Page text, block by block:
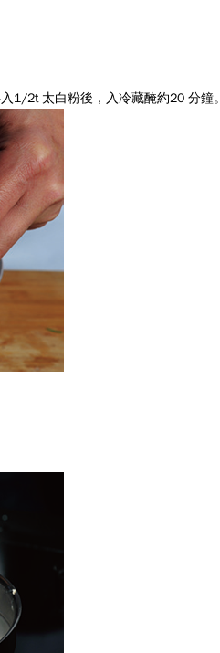
1/2t 太白粉後，入冷藏醃約20 分鐘。